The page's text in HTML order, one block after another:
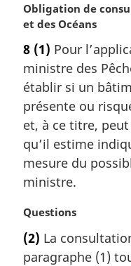
n
a
l
:
N
o
e
m
a
r
g
i
n
a
l
:
Obligation de
et des Océans
8 (1) Pour
ministre des
établir si un
présente ou
et, à ce titre,
qu’il estime
mesure du
ministre.
N
t
e
Questions
(2) La
paragraphe (1)